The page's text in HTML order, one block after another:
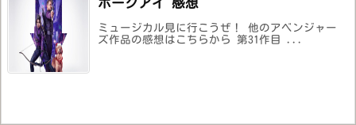
ホークアイ 感想
ミュージカル見に行こうぜ！ 他のアベンジャー
ズ作品の感想はこちらから 第31作目 ...